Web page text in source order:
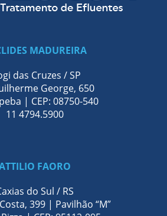
MADUREIRA
das Cruzes / SP
George, 650
| CEP: 08750-540
11 4794.5900
FAORO
do Sul / RS
399 | Pavilhão “M”